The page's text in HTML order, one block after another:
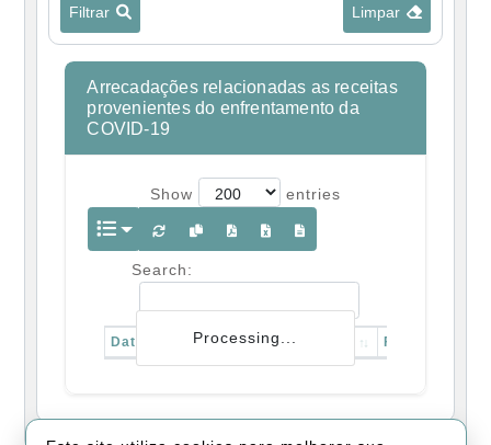
Filtrar Limpar
Arrecadações relacionadas as receitas
provenientes do enfrentamento da
COVID-19
Show entries
Search:
Data Origem Detalhamento Fonte
Data
Origem Detalhamento
Processing...